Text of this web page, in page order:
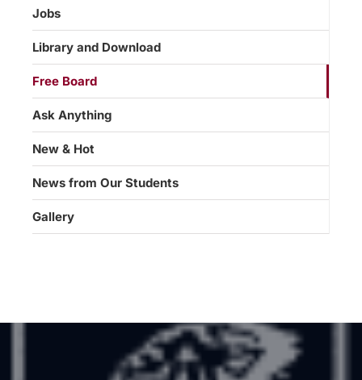
Jobs
Library and Download
Free Board
Ask Anything
New & Hot
News from Our Students
Gallery